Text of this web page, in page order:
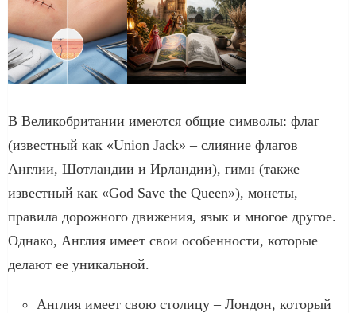
В Великобритании имеются общие символы: флаг
(известный как «Union Jack» – слияние флагов
Англии, Шотландии и Ирландии), гимн (также
известный как «God Save the Queen»), монеты,
правила дорожного движения, язык и многое другое.
Однако, Англия имеет свои особенности, которые
делают ее уникальной.
Англия имеет свою столицу – Лондон, который